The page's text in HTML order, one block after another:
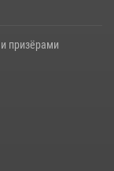
призёрами